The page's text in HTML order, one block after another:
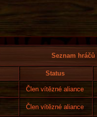
Seznam
Status
Člen vítězné aliance
Člen vítězné aliance